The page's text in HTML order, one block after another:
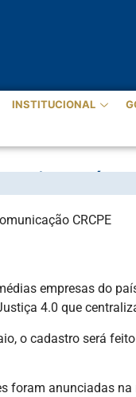
INSTITUCIONAL
TÊM ATÉ
CRCPE
empresas do
4.0 que
o cadastro será
foram anunciadas na